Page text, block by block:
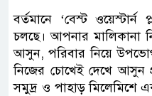
বর্তমানে ‘বেস্ট
চলছে। আপনার মালিকানা
আসুন, পরিবার নিয়ে
নিজের চোখেই দেখে আসুন
সমুদ্র ও পাহাড় মিলেমিশে